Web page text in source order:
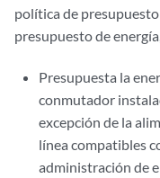
política de
presupuesto de
Presupuesta la
conmutador
excepción de la
línea compatibles
administración de